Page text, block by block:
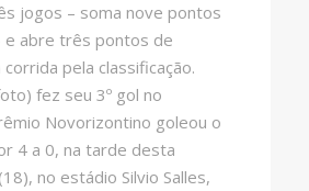
jogos – soma nove pontos
e abre três pontos de
pela classificação.
fez seu 3º gol no
Novorizontino goleou o
4 a 0, na tarde desta
no estádio Silvio Salles,